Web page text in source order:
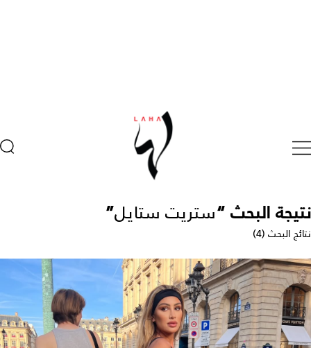
نتيجة البحث “ستريت ستايل”
نتائج البحث (4)